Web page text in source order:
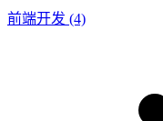
前端开发 (4)